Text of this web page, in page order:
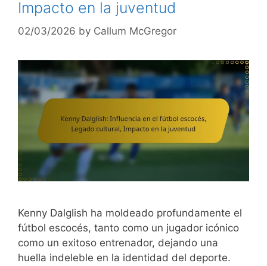
Impacto en la juventud
02/03/2026 by Callum McGregor
Kenny Dalglish ha moldeado profundamente el
fútbol escocés, tanto como un jugador icónico
como un exitoso entrenador, dejando una
huella indeleble en la identidad del deporte.